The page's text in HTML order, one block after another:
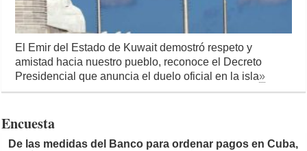
El Emir del Estado de Kuwait demostró respeto y
amistad hacia nuestro pueblo, reconoce el Decreto
Presidencial que anuncia el duelo oficial en la isla»
Encuesta
De las medidas del Banco para ordenar pagos en Cuba,